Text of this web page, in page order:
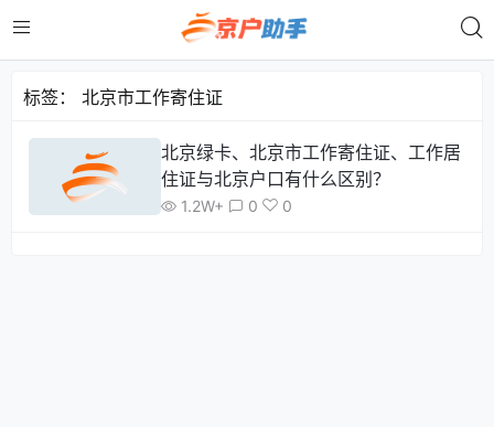
标签： 北京市工作寄住证
北京绿卡、北京市工作寄住证、工作居
住证与北京户口有什么区别？
1.2W+ 0 0